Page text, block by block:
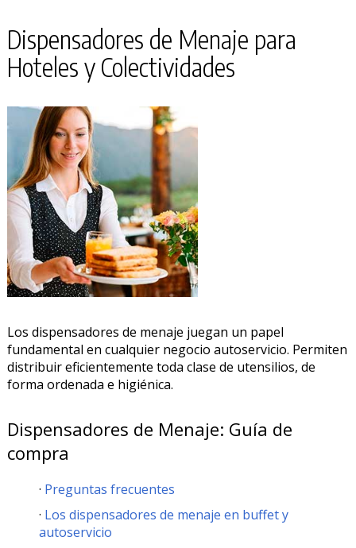
Dispensadores de Menaje para
Hoteles y Colectividades
Los dispensadores de menaje juegan un papel
fundamental en cualquier negocio autoservicio. Permiten
distribuir eficientemente toda clase de utensilios, de
forma ordenada e higiénica.
Dispensadores de Menaje: Guía de
compra
Preguntas frecuentes
Los dispensadores de menaje en buffet y
autoservicio